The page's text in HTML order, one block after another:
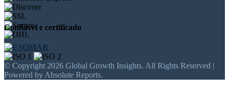
Confiável e certificado
© Copyright 2026 Global Growth Insights. All Rights Reserved |
Powered by Absolute Reports.